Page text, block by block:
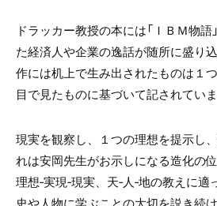
ドラッカー教授の本には「ＩＢＭ物語
た経済人や企業の逸話が随所に盛り
作には机上で生み出されたものは１
目で見たものに基づいて記されていま
現実を観察し、１つの理想を提示し
れは安岡先生がお示しになる造化の位
理想‐実現‐現実、天‐人‐地の教えに